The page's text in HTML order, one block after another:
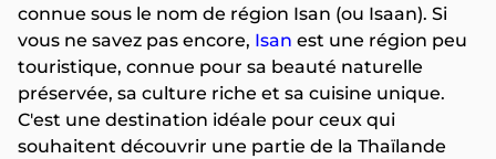
connue sous le nom de région Isan (ou Isaan). Si
vous ne savez pas encore, Isan est une région peu
touristique, connue pour sa beauté naturelle
préservée, sa culture riche et sa cuisine unique.
C'est une destination idéale pour ceux qui
souhaitent découvrir une partie de la Thaïlande